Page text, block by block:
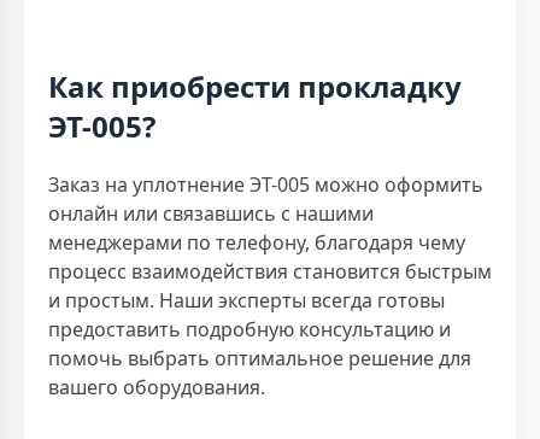
Как приобрести прокладку
ЭТ-005?
Заказ на уплотнение ЭТ-005 можно оформить
онлайн или связавшись с нашими
менеджерами по телефону, благодаря чему
процесс взаимодействия становится быстрым
и простым. Наши эксперты всегда готовы
предоставить подробную консультацию и
помочь выбрать оптимальное решение для
вашего оборудования.